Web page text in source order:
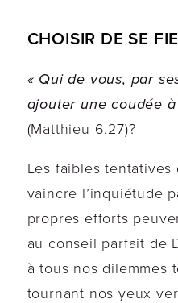
CHOISIR DE SE
« Qui de vous, par
ajouter une coudée
(Matthieu 6.27)?
Les faibles
vaincre l’inquiétude
propres efforts
au conseil parfait de
à tous nos dilemmes
tournant nos yeux